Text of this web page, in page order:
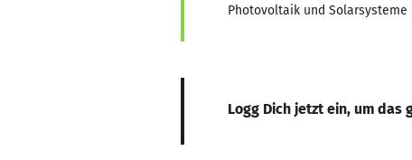
Photovoltaik und Solarsysteme
Logg Dich jetzt ein, um das